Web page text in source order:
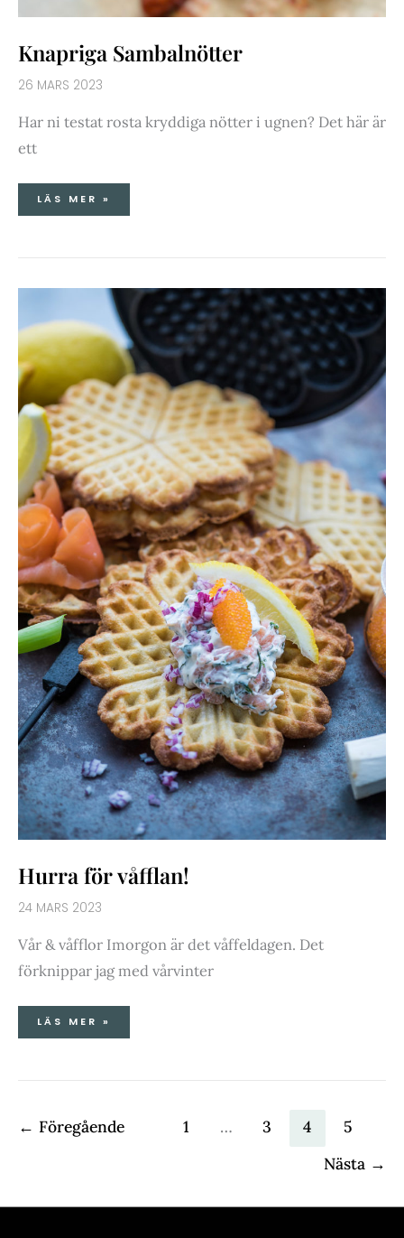
Knapriga Sambalnötter
26 MARS 2023
Har ni testat rosta kryddiga nötter i ugnen? Det här är
ett
LÄS MER »
Hurra för våfflan!
24 MARS 2023
Vår & våfflor Imorgon är det våffeldagen. Det
förknippar jag med vårvinter
HURRA
LÄS MER »
← Föregående 1 … 3 4
5
Nästa →